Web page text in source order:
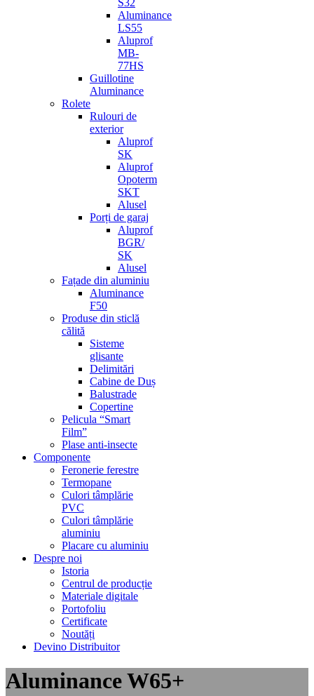
S32
Aluminance
LS55
Aluprof
MB-
77HS
Guillotine
Aluminance
Rolete
Rulouri de
exterior
Aluprof
SK
Aluprof
Opoterm
SKT
Alusel
Porți de garaj
Aluprof
BGR/
SK
Alusel
Fațade din aluminiu
Aluminance
F50
Produse din sticlă
călită
Sisteme
glisante
Delimitări
Cabine de Duș
Balustrade
Copertine
Pelicula “Smart
Film”
Plase anti-insecte
Componente
Feronerie ferestre
Termopane
Culori tâmplărie
PVC
Culori tâmplărie
aluminiu
Placare cu aluminiu
Despre noi
Istoria
Centrul de producție
Materiale digitale
Portofoliu
Certificate
Noutăți
Devino Distribuitor
Aluminance W65+